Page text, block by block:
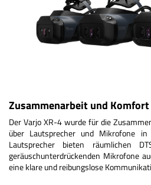
Zusammenarbeit und Komfort
Der Varjo XR-4 wurde für die
über Lautsprecher und Mikrofone
Lautsprecher bieten räumlichen
geräuschunterdrückenden Mikrofone
eine klare und reibungslose